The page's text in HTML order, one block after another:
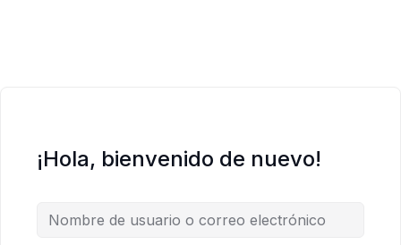
¡Hola, bienvenido de nuevo!